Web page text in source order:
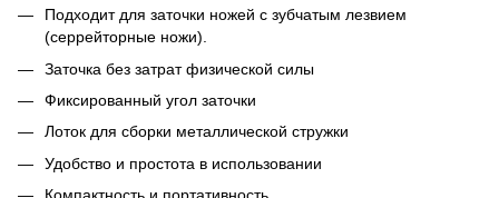
Подходит для заточки ножей с зубчатым лезвием
(серрейторные ножи).
Заточка без затрат физической силы
Фиксированный угол заточки
Лоток для сборки металлической стружки
Удобство и простота в использовании